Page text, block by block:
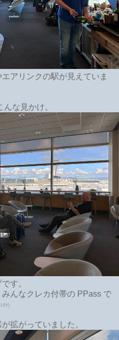
アリンクの駅が見えていま
な見かけ。
す。
んなクレカ付帯の PPass で
ﾓﾅ)
拡がっていました。